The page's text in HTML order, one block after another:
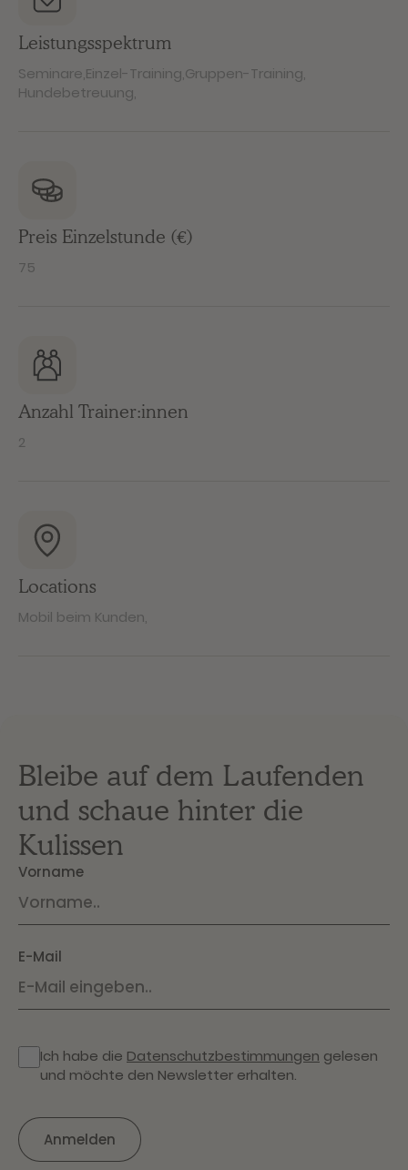
Leistungsspektrum
Seminare,Einzel-Training,Gruppen-Training,
Hundebetreuung,
Preis Einzelstunde (€)
75
Anzahl Trainer:innen
2
Locations
Mobil beim Kunden,
Bleibe auf dem Laufenden
und schaue hinter die
Kulissen
Vorname
E-Mail
Ich habe die Datenschutzbestimmungen gelesen
und möchte den Newsletter erhalten.